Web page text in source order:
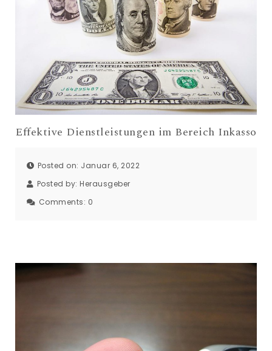
Effektive Dienstleistungen im Bereich Inkasso
Posted on: Januar 6, 2022
Posted by: Herausgeber
Comments: 0